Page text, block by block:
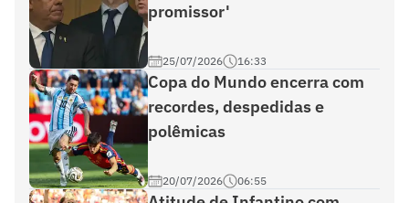
promissor'
25/07/2026 16:33
Copa do Mundo encerra com
recordes, despedidas e
polêmicas
20/07/2026 06:55